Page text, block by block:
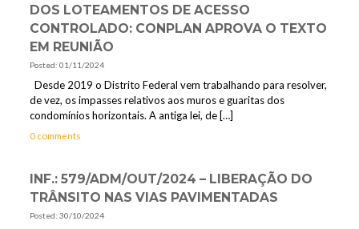
DOS LOTEAMENTOS DE ACESSO
CONTROLADO: CONPLAN APROVA O TEXTO
EM REUNIÃO
Posted: 01/11/2024
Desde 2019 o Distrito Federal vem trabalhando para resolver,
de vez, os impasses relativos aos muros e guaritas dos
condomínios horizontais. A antiga lei, de[…]
0 comments
INF.: 579/ADM/OUT/2024 – LIBERAÇÃO DO
TRÂNSITO NAS VIAS PAVIMENTADAS
Posted: 30/10/2024